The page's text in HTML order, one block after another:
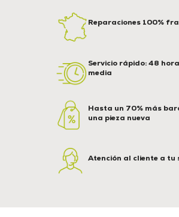
Reparaciones 100%
Servicio rápido: 48
media
Hasta un 70% más
una pieza nueva
Atención al cliente a tu